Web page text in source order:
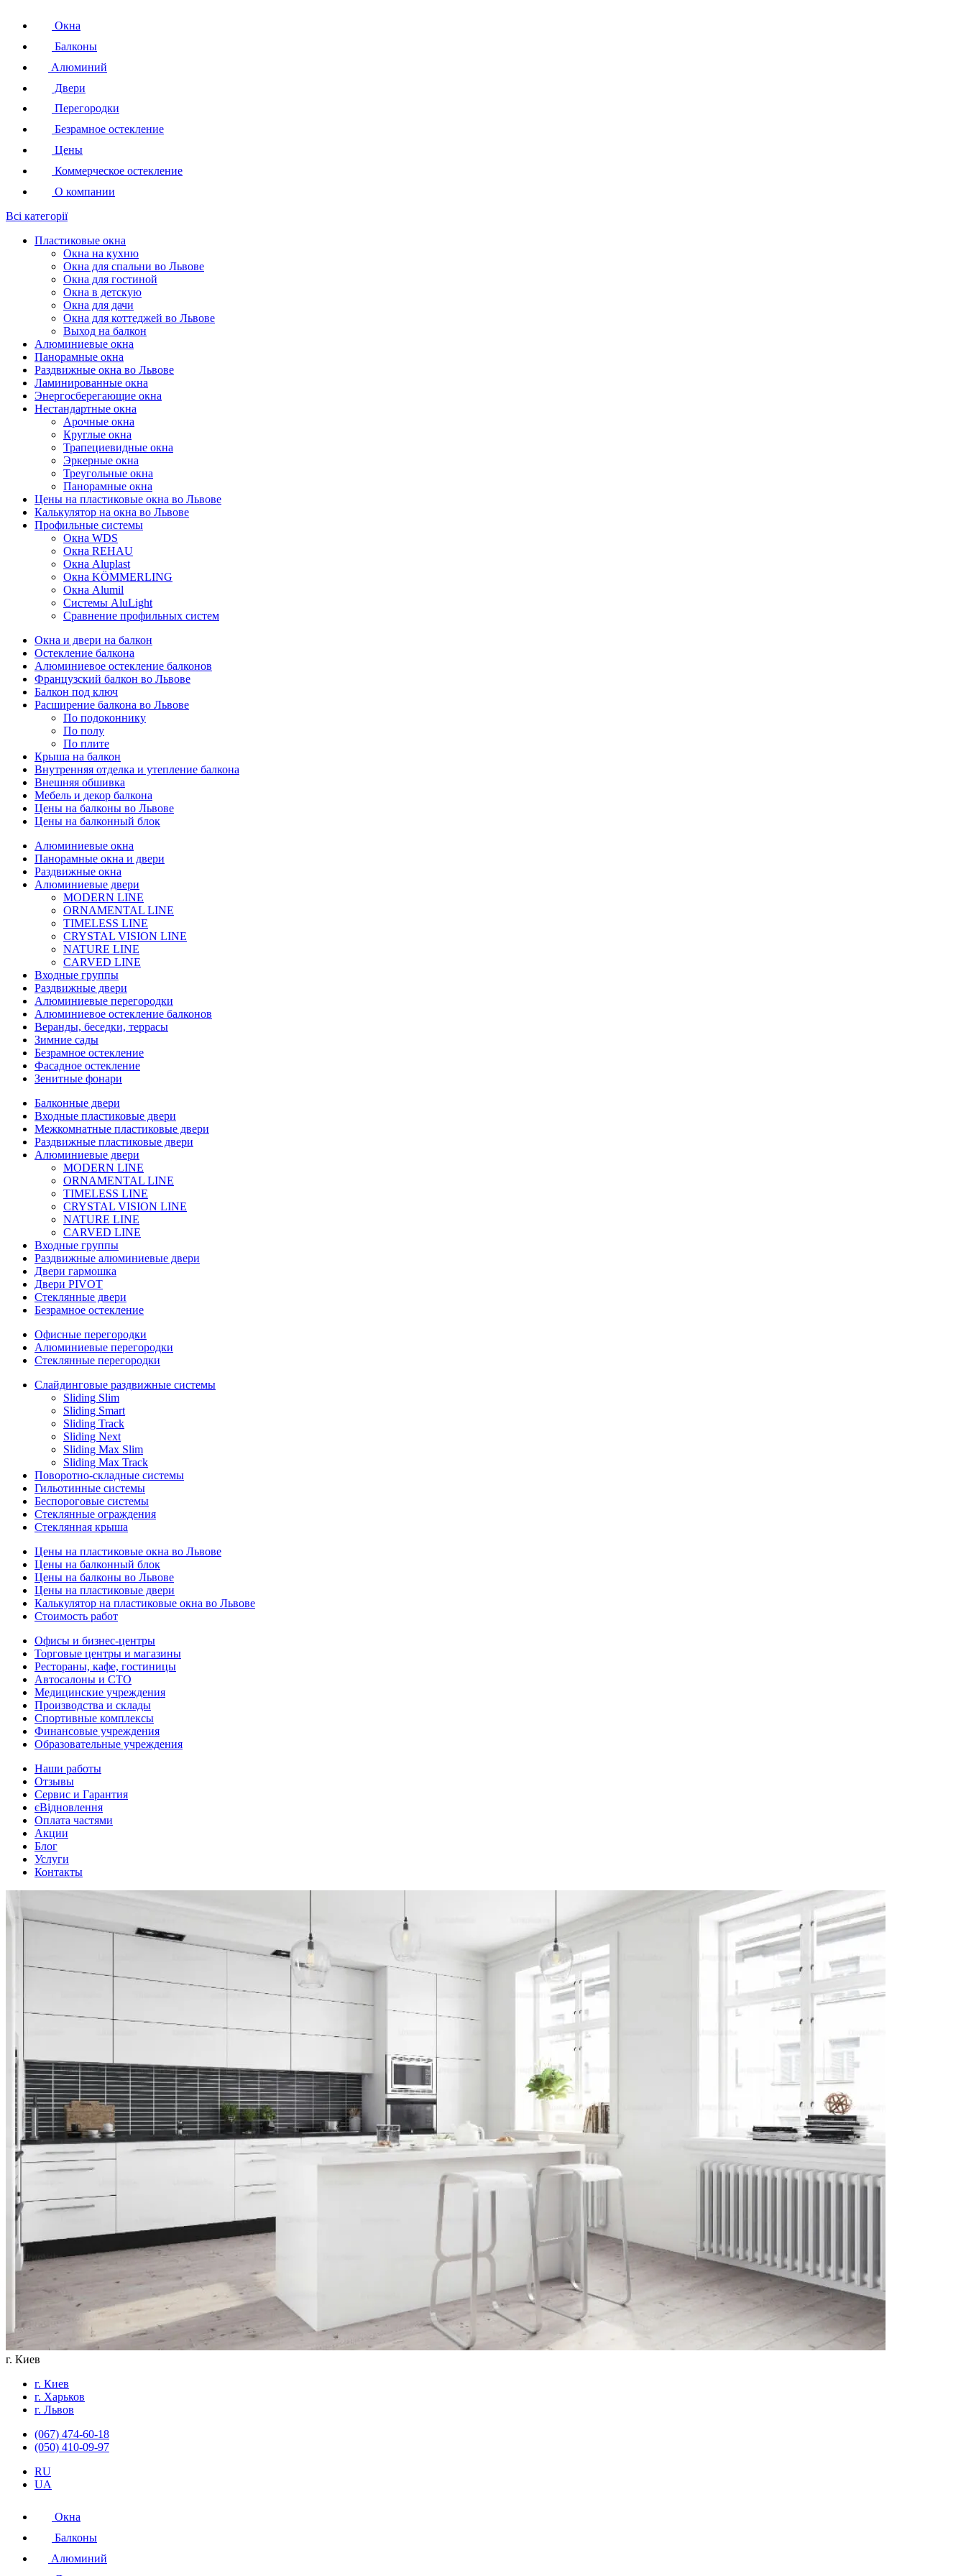
Окна
Балконы
Алюминий
Двери
Перегородки
Безрамное остекление
Цены
Коммерческое остекление
О компании
Всі категорії
Пластиковые окна
Окна на кухню
Окна для спальни во Львове
Окна для гостиной
Окна в детскую
Окна для дачи
Окна для коттеджей во Львове
Выход на балкон
Алюминиевые окна
Панорамные окна
Раздвижные окна во Львове
Ламинированные окна
Энергосберегающие окна
Нестандартные окна
Арочные окна
Круглые окна
Трапециевидные окна
Эркерные окна
Треугольные окна
Панорамные окна
Цены на пластиковые окна во Львове
Калькулятор на окна во Львове
Профильные системы
Окна WDS
Окна REHAU
Окна Aluplast
Окна KÖMMERLING
Окна Alumil
Системы AluLight
Сравнение профильных систем
Окна и двери на балкон
Остекление балкона
Алюминиевое остекление балконов
Французский балкон во Львове
Балкон под ключ
Расширение балкона во Львове
По подоконнику
По полу
По плите
Крыша на балкон
Внутренняя отделка и утепление балкона
Внешняя обшивка
Мебель и декор балкона
Цены на балконы во Львове
Цены на балконный блок
Алюминиевые окна
Панорамные окна и двери
Раздвижные окна
Алюминиевые двери
MODERN LINE
ORNAMENTAL LINE
TIMELESS LINE
CRYSTAL VISION LINE
NATURE LINE
CARVED LINE
Входные группы
Раздвижные двери
Алюминиевые перегородки
Алюминиевое остекление балконов
Веранды, беседки, террасы
Зимние сады
Безрамное остекление
Фасадное остекление
Зенитные фонари
Балконные двери
Входные пластиковые двери
Межкомнатные пластиковые двери
Раздвижные пластиковые двери
Алюминиевые двери
MODERN LINE
ORNAMENTAL LINE
TIMELESS LINE
CRYSTAL VISION LINE
NATURE LINE
CARVED LINE
Входные группы
Раздвижные алюминиевые двери
Двери гармошка
Двери PIVOT
Стеклянные двери
Безрамное остекление
Офисные перегородки
Алюминиевые перегородки
Стеклянные перегородки
Слайдинговые раздвижные системы
Sliding Slim
Sliding Smart
Sliding Track
Sliding Next
Sliding Max Slim
Sliding Max Track
Поворотно-складные системы
Гильотинные системы
Беспороговые системы
Стеклянные ограждения
Стеклянная крыша
Цены на пластиковые окна во Львове
Цены на балконный блок
Цены на балконы во Львове
Цены на пластиковые двери
Калькулятор на пластиковые окна во Львове
Стоимость работ
Офисы и бизнес-центры
Торговые центры и магазины
Рестораны, кафе, гостиницы
Автосалоны и СТО
Медицинские учреждения
Производства и склады
Спортивные комплексы
Финансовые учреждения
Образовательные учреждения
Наши работы
Отзывы
Сервис и Гарантия
єВідновлення
Оплата частями
Акции
Блог
Услуги
Контакты
г. Киев
г. Киев
г. Харьков
г. Львов
(067) 474-60-18
(050) 410-09-97
RU
UA
Окна
Балконы
Алюминий